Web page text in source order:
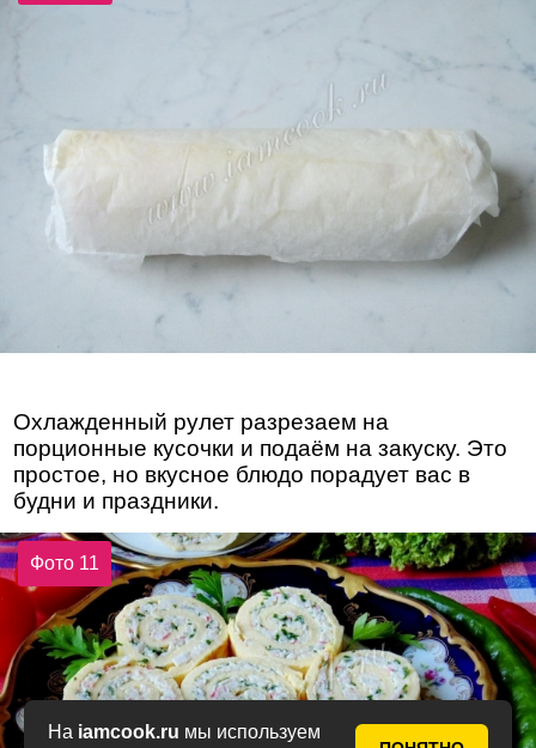
На iamcook.ru мы используем
Охлажденный рулет разрезаем на
порционные кусочки и подаём на закуску. Это
простое, но вкусное блюдо порадует вас в
будни и праздники.
Фото 11